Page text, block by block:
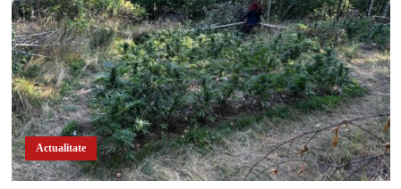
autoturisme
pe
o
stradă
din
Găești.
Ambii
șoferi
au
avut
nevoie
Actualitate